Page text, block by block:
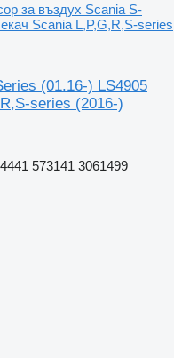
за въздух Scania S-
Scania L,P,G,R,S-series
(01.16-) LS4905
series (2016-)
573141 3061499